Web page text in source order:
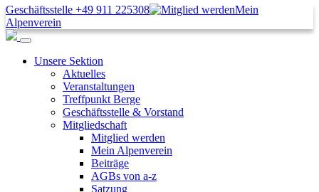
Geschäftsstelle +49 911 225308
Mein
Alpenverein
Unsere Sektion
Aktuelles
Veranstaltungen
Treffpunkt Berge
Geschäftsstelle & Vorstand
Mitgliedschaft
Mitglied werden
Mein Alpenverein
Beiträge
AGBs von a-z
Satzung